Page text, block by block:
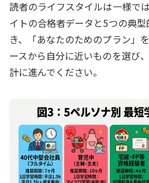
読者のライフスタイルは一様で
イトの合格者データと5つの典
き、「あなたのためのプラン」
ースから自分に近いものを選び
計に進んでください。